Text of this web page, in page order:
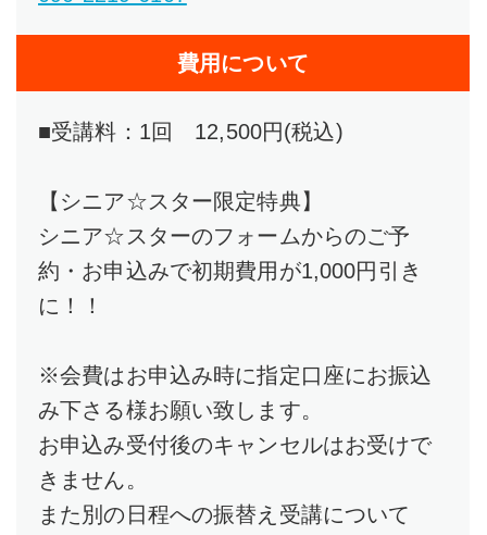
費用について
■受講料：1回 12,500円(税込)
【シニア☆スター限定特典】
シニア☆スターのフォームからのご予
約・お申込みで初期費用が1,000円引き
に！！
※会費はお申込み時に指定口座にお振込
み下さる様お願い致します。
お申込み受付後のキャンセルはお受けで
きません。
また別の日程への振替え受講について